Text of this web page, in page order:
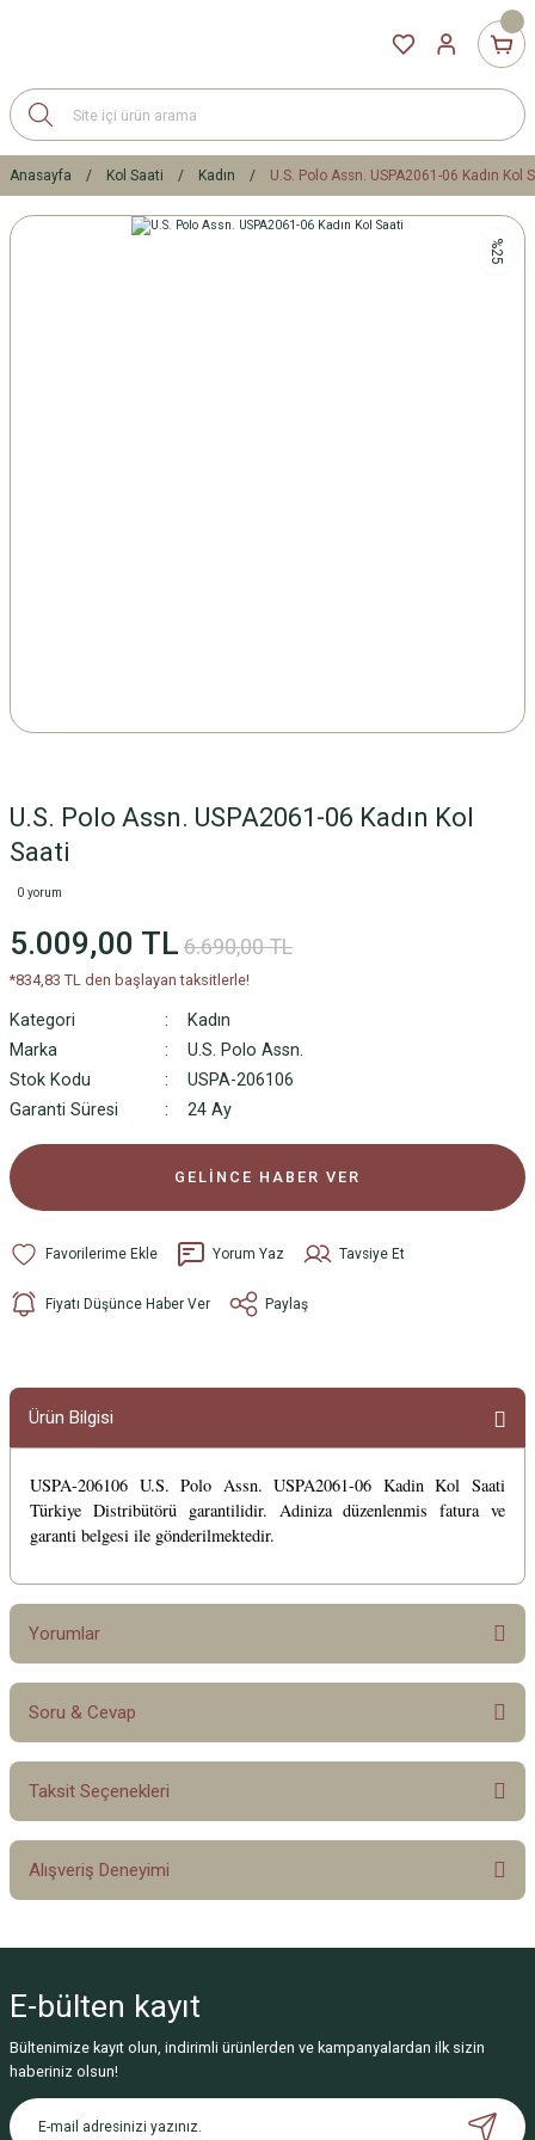
Anasayfa Kol Saati Kadın U.S. Polo Assn. USPA2061-06 Kadın Kol
%25
U.S. Polo Assn. USPA2061-06 Kadın Kol
Saati
0 yorum
5.009,00 TL 6.690,00 TL
*834,83 TL den başlayan taksitlerle!
Kategori
Kadın
Marka
U.S. Polo Assn.
Stok Kodu
USPA-206106
Garanti Süresi
24 Ay
GELİNCE HABER VER
Yorum Yaz Tavsiye Et
Fiyatı Düşünce Haber Ver Paylaş
Ürün Bilgisi
USPA-206106 U.S. Polo Assn. USPA2061-06 Kadin Kol Saati
Türkiye Distribütörü garantilidir. Adiniza düzenlenmis fatura ve
garanti belgesi ile gönderilmektedir.
Yorumlar
Bu ürüne ilk yorumu siz yapın!
Soru & Cevap
Ürün hakkında henüz soru sorulmamış.
Taksit Seçenekleri
Alışveriş Deneyimi
Deneyimini Paylaş
E-bülten kayıt
Bültenimize kayıt olun, indirimli ürünlerden ve kampanyalardan ilk sizin
haberiniz olsun!